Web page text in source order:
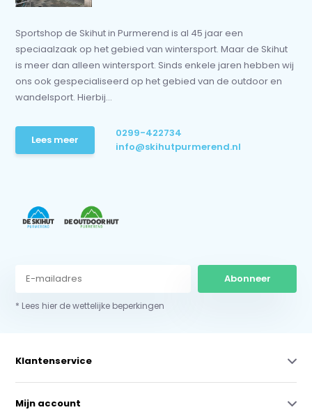
Sportshop de Skihut in Purmerend is al 45 jaar een
speciaalzaak op het gebied van wintersport. Maar de Skihut
is meer dan alleen wintersport. Sinds enkele jaren hebben wij
ons ook gespecialiseerd op het gebied van de outdoor en
wandelsport. Hierbij...
Lees meer
0299-422734
info@skihutpurmerend.nl
Abonneer
* Lees hier de wettelijke beperkingen
Klantenservice
Mijn account